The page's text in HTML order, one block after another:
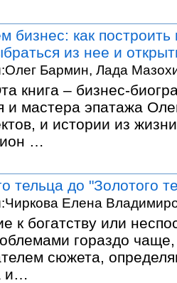
бизнес: как
из нее и
Бармин, Лада
книга – бизнес-
и мастера эпатажа
и истории из
…
тельца до "Золотого
Елена
к богатству или
гораздо чаще,
сюжета,
и…